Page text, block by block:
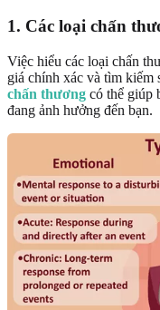
1. Các loại chấn
Việc hiểu các loại chấn
giá chính xác và tìm
chấn thương có thể giúp
đang ảnh hưởng đến bạn.